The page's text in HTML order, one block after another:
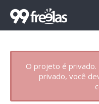
O projeto é
privado, você